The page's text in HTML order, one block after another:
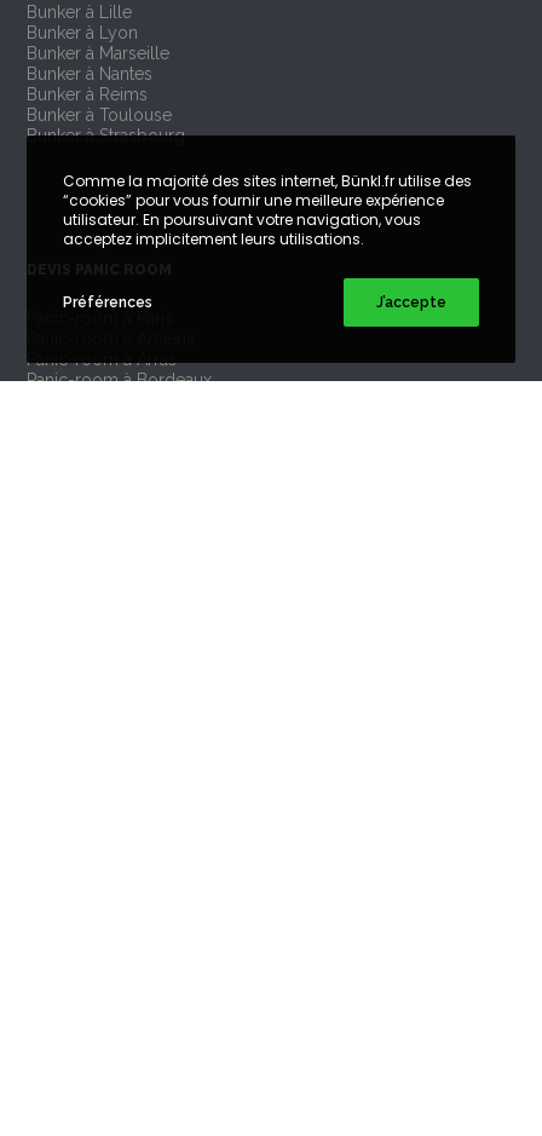
Bunker à Lille
Bunker à Lyon
Bunker à Marseille
Bunker à Nantes
Bunker à Reims
Bunker à Toulouse
Bunker à Strasbourg
Panic-room à Arras
Panic-room à Bordeaux
Comme la majorité des sites internet, Bünkl.fr utilise des
“cookies” pour vous fournir une meilleure expérience
utilisateur. En poursuivant votre navigation, vous
acceptez implicitement leurs utilisations.
Préférences J’accepte